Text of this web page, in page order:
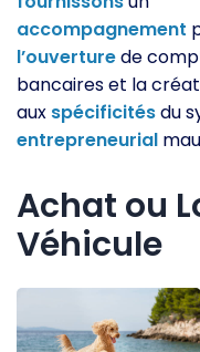
accompagnement
l’ouverturede
bancaires et la
aux spécificitésdu
entrepreneurial
Achat ou
Véhicule